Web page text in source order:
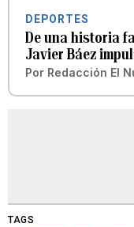
DEPORTES
De una historia
Javier Báez
Por Redacción El
TAGS